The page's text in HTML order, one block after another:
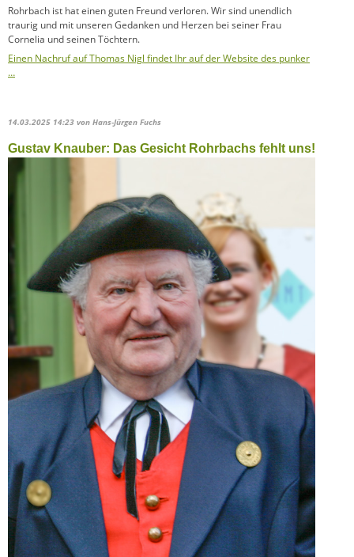
Rohrbach ist hat einen guten Freund verloren. Wir sind unendlich
traurig und mit unseren Gedanken und Herzen bei seiner Frau
Cornelia und seinen Töchtern.
Einen Nachruf auf Thomas Nigl findet Ihr auf der Website des punker
…
14.03.2025 14:23 von Hans-Jürgen Fuchs
Gustav Knauber: Das Gesicht Rohrbachs fehlt uns!